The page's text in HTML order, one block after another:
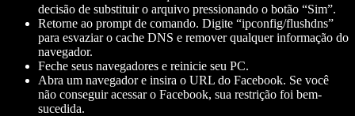
decisão de substituir o arquivo pressionando o botão “Sim”.
Retorne ao prompt de comando. Digite “ipconfig/flushdns”
para esvaziar o cache DNS e remover qualquer informação do
navegador.
Feche seus navegadores e reinicie seu PC.
Abra um navegador e insira o URL do Facebook. Se você
não conseguir acessar o Facebook, sua restrição foi bem-
sucedida.